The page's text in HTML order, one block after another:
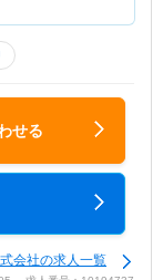
せる
会社の求人一覧